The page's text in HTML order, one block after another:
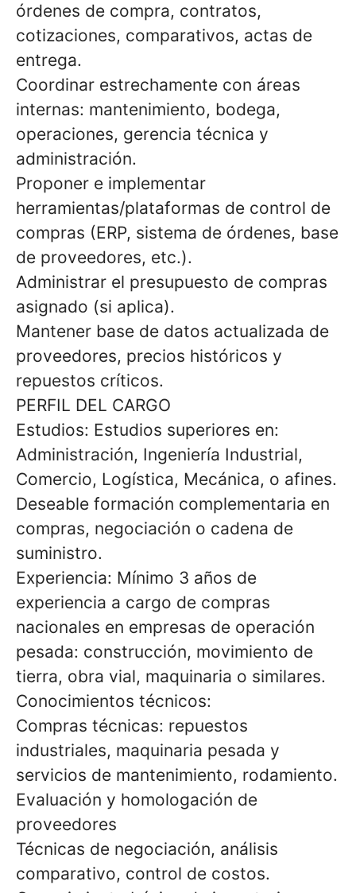
órdenes de compra, contratos,
cotizaciones, comparativos, actas de
entrega.
Coordinar estrechamente con áreas
internas: mantenimiento, bodega,
operaciones, gerencia técnica y
administración.
Proponer e implementar
herramientas/plataformas de control de
compras (ERP, sistema de órdenes, base
de proveedores, etc.).
Administrar el presupuesto de compras
asignado (si aplica).
Mantener base de datos actualizada de
proveedores, precios históricos y
repuestos críticos.
PERFIL DEL CARGO
Estudios: Estudios superiores en:
Administración, Ingeniería Industrial,
Comercio, Logística, Mecánica, o afines.
Deseable formación complementaria en
compras, negociación o cadena de
suministro.
Experiencia: Mínimo 3 años de
experiencia a cargo de compras
nacionales en empresas de operación
pesada: construcción, movimiento de
tierra, obra vial, maquinaria o similares.
Conocimientos técnicos:
Compras técnicas: repuestos
industriales, maquinaria pesada y
servicios de mantenimiento, rodamiento.
Evaluación y homologación de
proveedores
Técnicas de negociación, análisis
comparativo, control de costos.